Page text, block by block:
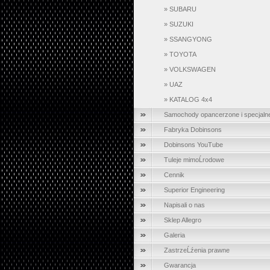
» SUBARU
» SUZUKI
» SSANGYONG
» TOYOTA
» VOLKSWAGEN
» UAZ
» KATALOG 4x4
Samochody opancerzone i
Fabryka Dobinsons
Dobinsons YouTube
Tuleje mimoĹrodowe
Cennik
Superior Engineering
Napisali o nas
Sklep Allegro
Galeria
ZastrzeĹźenia prawne
Gwarancja